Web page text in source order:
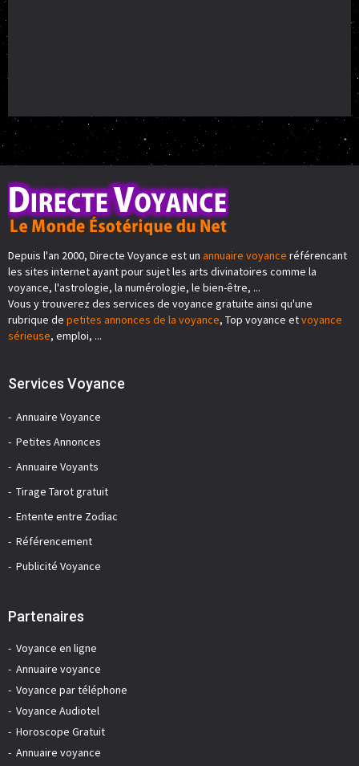
Depuis l'an 2000, Directe Voyance est un annuaire voyance référencant
les sites internet ayant pour sujet les arts divinatoires comme la
voyance, l'astrologie, la numérologie, le bien-être, ...
Vous y trouverez des services de voyance gratuite ainsi qu'une
rubrique de petites annonces de la voyance, Top voyance etvoyance
sérieuse, emploi, ...
Services Voyance
Annuaire Voyance
Petites Annonces
Annuaire Voyants
Tirage Tarot gratuit
Entente entre Zodiac
Référencement
Publicité Voyance
Partenaires
Voyance en ligne
Annuaire voyance
Voyance par téléphone
Voyance Audiotel
Horoscope Gratuit
Annuaire voyance